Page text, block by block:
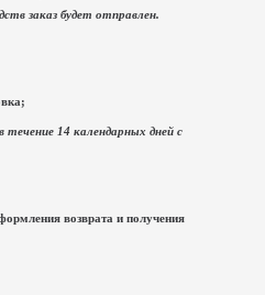
заказ будет отправлен.
14 календарных дней с
возврата и получения